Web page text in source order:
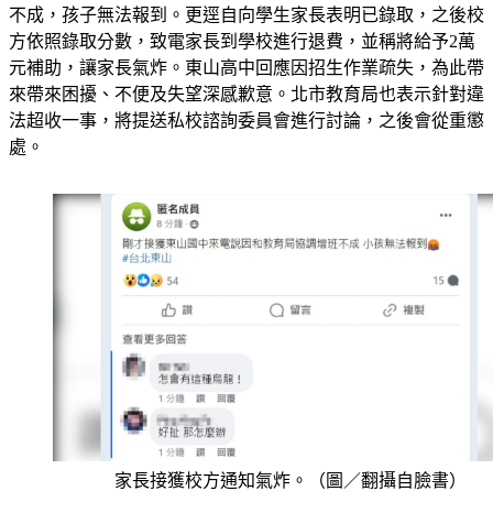
方依照錄取分數，致電家長到學校進行退費，並稱將給予2萬
元補助，讓家長氣炸。東山高中回應因招生作業疏失，為此帶
來帶來困擾、不便及失望深感歉意。北市教育局也表示針對違
法超收一事，將提送私校諮詢委員會進行討論，之後會從重懲
處。
家長接獲校方通知氣炸。（圖／翻攝自臉書）